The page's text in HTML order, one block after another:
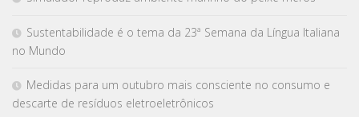
Sustentabilidade é o tema da 23ª Semana da Língua Italiana
no Mundo
Medidas para um outubro mais consciente no consumo e
descarte de resíduos eletroeletrônicos